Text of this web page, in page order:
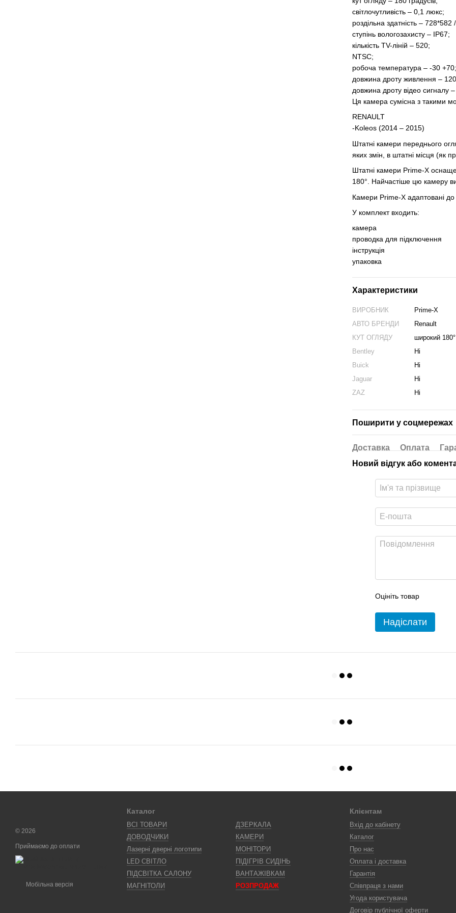
світлочутливість – 0,1 люкс;
роздільна здатність –
ступінь вологозахисту – IP67;
кількість TV-ліній – 520;
NTSC;
робоча температура – -30 +70;
довжина дроту живлення –
довжина дроту відео сигналу
Ця камера сумісна з такими
RENAULT
-Koleos (2014 – 2015)
Штатні камери переднього
яких змін, в штатні місця (як
Штатні камери Prime-X
180°. Найчастіше цю камеру
Камери Prime-X адаптовані до
У комплект входить:
камера
проводка для підключення
інструкція
упаковка
Характеристики
ВИРОБНИК
Prime-X
АВТО БРЕНДИ
Renault
КУТ ОГЛЯДУ
широкий 180°
Bentley
Ні
Buick
Ні
Jaguar
Ні
ZAZ
Ні
Поширити у соцмережах
Доставка Оплата
Новий відгук або
Оцініть товар
Надіслати
© 2026
Приймаємо до оплати
Мобільна версія
Каталог
ВСІ ТОВАРИ
ДОВОДЧИКИ
Лазерні дверні логотипи
LED СВІТЛО
ПІДСВІТКА САЛОНУ
МАГНІТОЛИ
ДЗЕРКАЛА
КАМЕРИ
МОНІТОРИ
ПІДІГРІВ СИДІНЬ
ВАНТАЖІВКАМ
РОЗПРОДАЖ
Клієнтам
Вхід до кабінету
Каталог
Про нас
Оплата і доставка
Гарантія
Співпраця з нами
Угода користувача
Договір публічної оферти